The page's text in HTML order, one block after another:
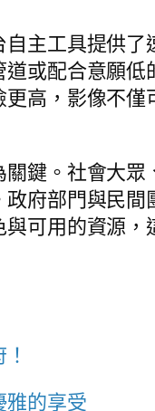
主工具提供
或配合意願
高，影像不
鍵。社會大
府部門與民
可用的資源
雅的享受